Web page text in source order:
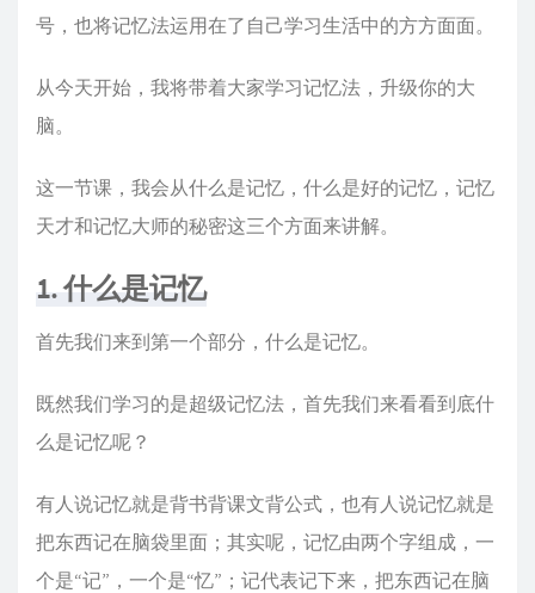
号，也将记忆法运用在了自己学习生活中的方方面面。
从今天开始，我将带着大家学习记忆法，升级你的大
脑。
这一节课，我会从什么是记忆，什么是好的记忆，记忆
天才和记忆大师的秘密这三个方面来讲解。
1. 什么是记忆
首先我们来到第一个部分，什么是记忆。
既然我们学习的是超级记忆法，首先我们来看看到底什
么是记忆呢？
有人说记忆就是背书背课文背公式，也有人说记忆就是
把东西记在脑袋里面；其实呢，记忆由两个字组成，一
个是“记”，一个是“忆”；记代表记下来，把东西记在脑